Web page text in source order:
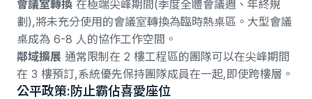
會議室轉換 在極端尖峰期間(季度全體會議週、年終規
劃),將未充分使用的會議室轉換為臨時熱桌區。大型會議
桌成為 6-8 人的協作工作空間。
鄰域擴展 通常限制在 2 樓工程區的團隊可以在尖峰期間
在 3 樓預訂,系統優先保持團隊成員在一起,即使跨樓層。
公平政策:防止霸佔喜愛座位